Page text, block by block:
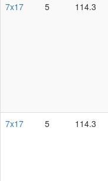
7x17 5 114.3
7x17 5 114.3